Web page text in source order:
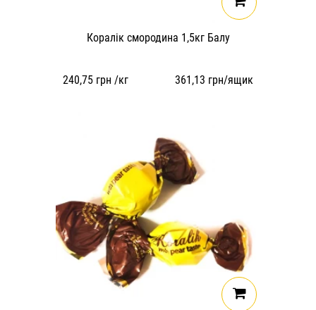
Коралік смородина 1,5кг Балу
240,75 грн /кг 361,13 грн/ящик